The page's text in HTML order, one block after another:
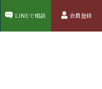
LINEで相談 会員登録